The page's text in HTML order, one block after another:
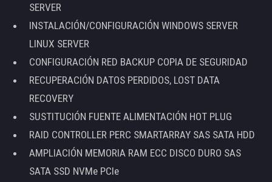
SERVER
INSTALACIÓN/CONFIGURACIÓN WINDOWS SERVER
LINUX SERVER
CONFIGURACIÓN RED BACKUP COPIA DE SEGURIDAD
RECUPERACIÓN DATOS PERDIDOS, LOST DATA
RECOVERY
SUSTITUCIÓN FUENTE ALIMENTACIÓN HOT PLUG
RAID CONTROLLER PERC SMARTARRAY SAS SATA HDD
AMPLIACIÓN MEMORIA RAM ECC DISCO DURO SAS
SATA SSD NVMe PCIe